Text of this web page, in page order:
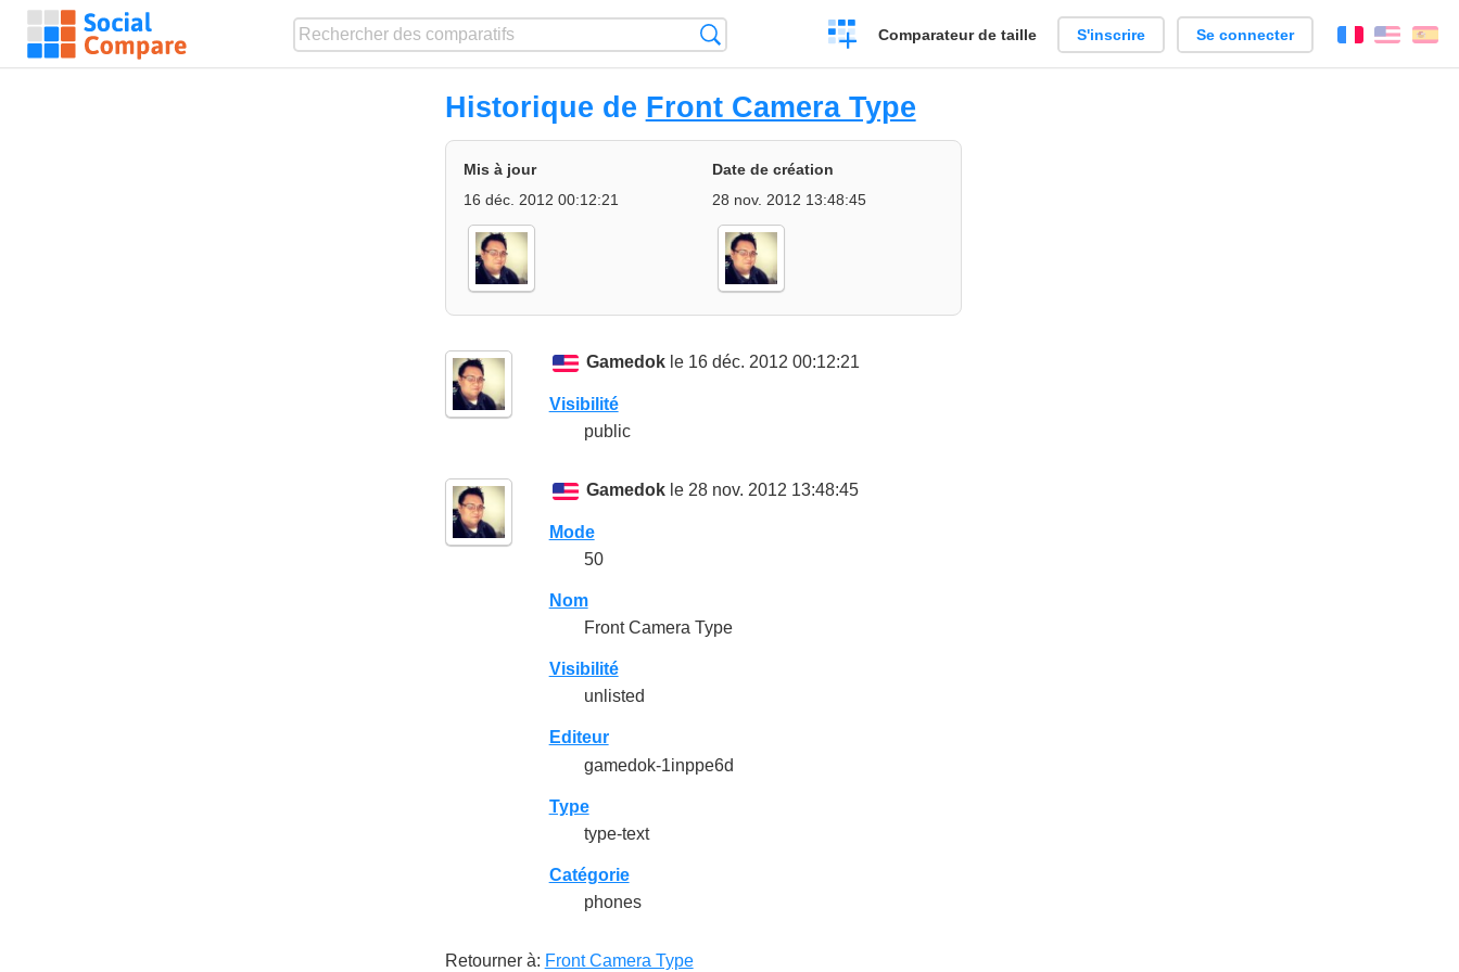
Créer
un
comparatif
Comparateur de taille S'inscrire Se connecter FrançaisEnglish
Historique de Front Camera Type
Mis à jour
16 déc. 2012 00:12:21
Date de création
28 nov. 2012 13:48:45
Gamedok le 16 déc. 2012 00:12:21
Visibilité
public
Gamedok le 28 nov. 2012 13:48:45
Mode
50
Nom
Front Camera Type
Visibilité
unlisted
Editeur
gamedok-1inppe6d
Type
type-text
Catégorie
phones
Retourner à: Front Camera Type